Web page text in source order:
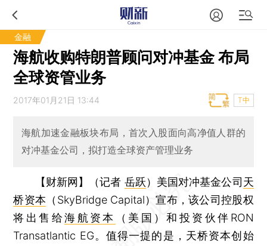
金融
海航收购特朗普顾问对冲基金 布局
全球资管业务
2017年01月21日 13:44 T中
海航加速金融板块布局，首次入股面向高净值人群的
对冲基金公司，拟打造全球资产管理业务
【财新网】（记者 岳跃） 美国对冲基金公司 天
桥资本 （SkyBridge Capital）宣布，该公司控股权
将出售给海航资本
（美国）和投资伙伴RON
Transatlantic EG。值得一提的是，天桥资本创始